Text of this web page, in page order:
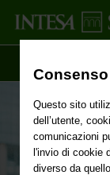
Questo sito
dell’utente,
comunicazioni
l'invio di cookie
diverso da